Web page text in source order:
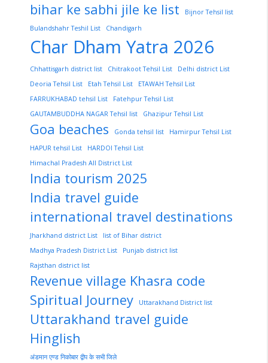
bihar ke sabhi jile ke list
Bijnor Tehsil list
Bulandshahr Teshil List
Chandigarh
Char Dham Yatra 2026
Chhattisgarh district list Chitrakoot Tehsil List
Delhi district List
Deoria Tehsil List
Etah Tehsil List
ETAWAH Tehsil List
FARRUKHABAD tehsil List
Fatehpur Tehsil List
GAUTAMBUDDHA NAGAR Tehsil list
Ghazipur Tehsil List
Goa beaches Gonda tehsil list
Hamirpur Tehsil List
HAPUR tehsil List
HARDOI Tehsil List
Himachal Pradesh All District List
India tourism 2025
India travel guide
international travel destinations
Jharkhand district List
list of Bihar district
Madhya Pradesh District List
Punjab district list
Rajsthan district list
Revenue village Khasra code
Spiritual Journey
Uttarakhand District list
Uttarakhand travel guide
Hinglish
अंडमान एण्ड निकोबार द्वीप के सभी जिले